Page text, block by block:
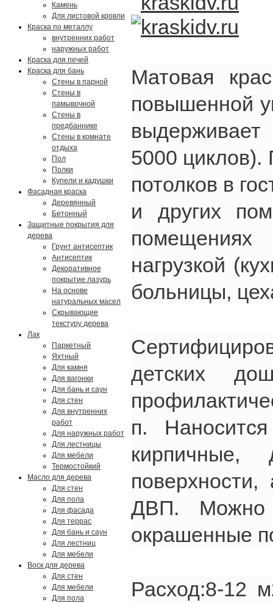
Камень
Для листовой кровли
Краска по металлу
внутренних работ
наружных работ
Краска для печей
Краска для бань
Стены в парной
Стены в
памывочной
Стены в
предбаннике
Стены в комнате
отдыха
Пол
Полки
Купели и кадушки
Фасадная краска
Деревянный
Бетонный
Защитные покрытия для
дерева
Грунт антисептик
Антисептик
Декоративное
покрытие лазурь
На основе
натуральных масел
Скрывающие
текстуру дерева
Лак
Паркетный
Яхтный
Для камня
Для вагонки
Для бань и саун
Для стен
Для внутренних
работ
Для наружных работ
Для лестницы
Для мебели
Термостойкий
Масло для дерева
Для стен
Для пола
Для фасада
Для террас
Для бань и саун
Для лестниц
Для мебели
Воск для дерева
Для стен
Для мебели
Для пола
Матовая
повышенной
5000 циклов).
потолков в
и других
нагрузкой
больницы,
детских
п.
ДВП. Можно
окрашенные
Расход:8-12